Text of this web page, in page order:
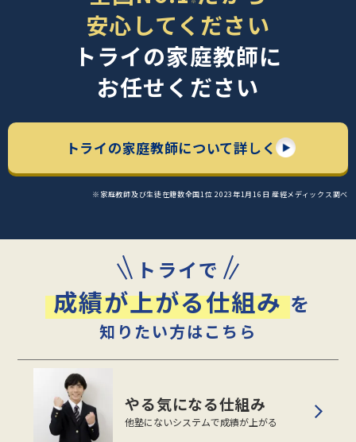
安心してください
トライの家庭教師に
お任せください
トライの家庭教師について詳しく
※家庭教師及び生徒在籍数全国1位 2023年1月16日 産經メディックス調べ
トライで
成績が上がる仕組み を
知りたい方はこちら
やる気になる仕組み
他塾にないシステムで成績が上がる